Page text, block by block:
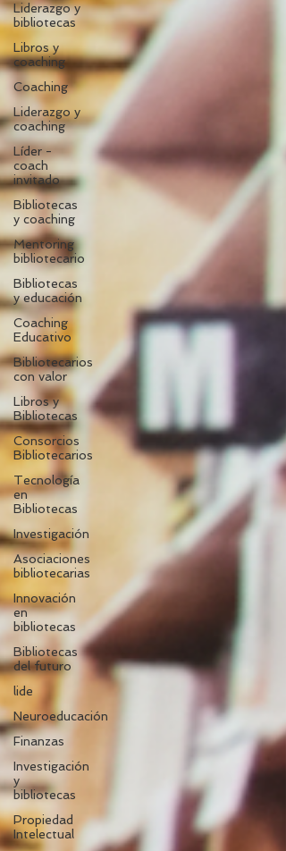
Liderazgo y
bibliotecas
Libros y
coaching
Coaching
Liderazgo y
coaching
Líder -
coach
invitado
Bibliotecas
y coaching
Mentoring
bibliotecario
Bibliotecas
y educación
Coaching
Educativo
Bibliotecarios
con valor
Libros y
Bibliotecas
Consorcios
Bibliotecarios
Tecnología
en
Bibliotecas
Investigación
Asociaciones
bibliotecarias
Innovación
en
bibliotecas
Bibliotecas
del futuro
lide
Neuroeducación
Finanzas
Investigación
y
bibliotecas
Propiedad
Intelectual